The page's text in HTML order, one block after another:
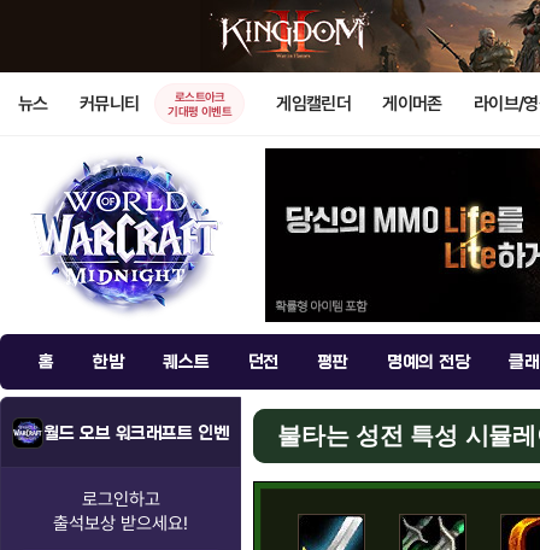
뉴스 커뮤니티
로스트아크
기대평 이벤트
게임캘린더 게이머존 라이브/
홈 한밤 퀘스트 던전 평판 명예의 전당 클
월드 오브 워크래프트 인벤
로그인하고
출석보상 받으세요!
불타는 성전 특성 시뮬